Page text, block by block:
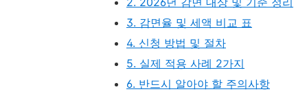
3. 감면율 및 세액 비교 표
4. 신청 방법 및 절차
5. 실제 적용 사례 2가지
6. 반드시 알아야 할 주의사항